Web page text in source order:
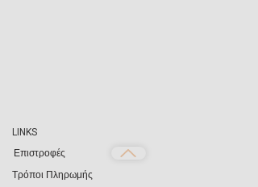
LINKS
Επιστροφές
Τρόποι Πληρωμής